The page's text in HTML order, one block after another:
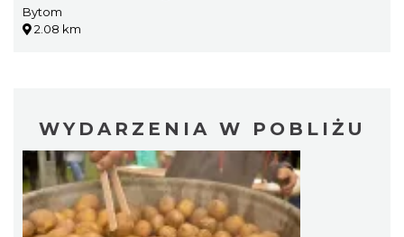
Bytom
2.08 km
WYDARZENIA W POBLIŻU